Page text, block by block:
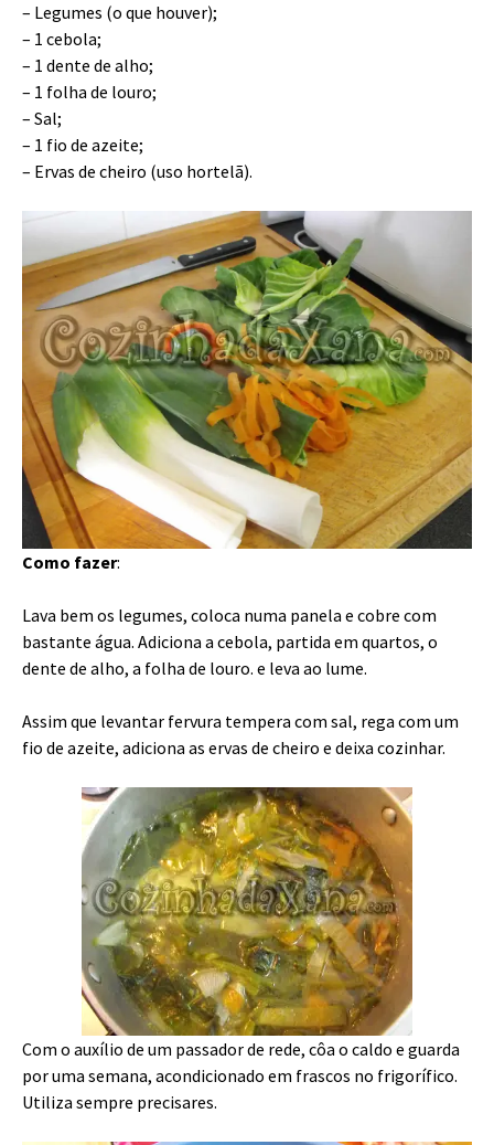
– Legumes (o que houver);
– 1 cebola;
– 1 dente de alho;
– 1 folha de louro;
– Sal;
– 1 fio de azeite;
– Ervas de cheiro (uso hortelã).
Como fazer:
Lava bem os legumes, coloca numa panela e cobre com
bastante água. Adiciona a cebola, partida em quartos, o
dente de alho, a folha de louro. e leva ao lume.
Assim que levantar fervura tempera com sal, rega com um
fio de azeite, adiciona as ervas de cheiro e deixa cozinhar.
Com o auxílio de um passador de rede, côa o caldo e guarda
por uma semana, acondicionado em frascos no frigorífico.
Utiliza sempre precisares.